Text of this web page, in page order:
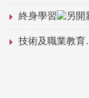
終身學習
技術及職業教育